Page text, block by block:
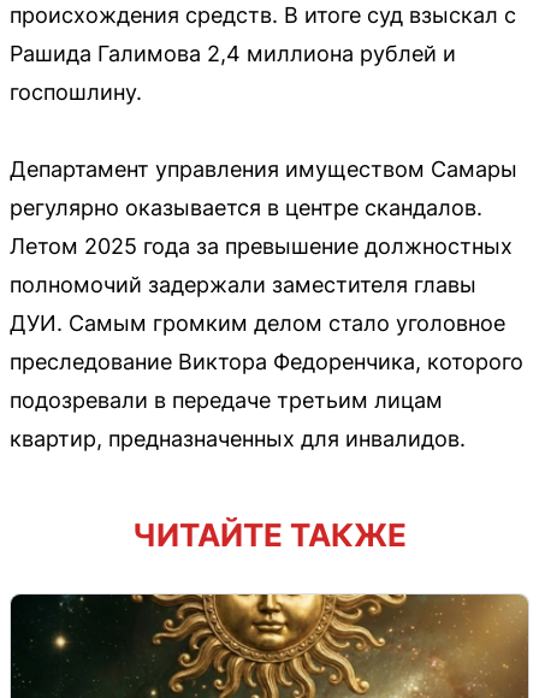
происхождения средств. В итоге суд взыскал с
Рашида Галимова 2,4 миллиона рублей и
госпошлину.
Департамент управления имуществом Самары
регулярно оказывается в центре скандалов.
Летом 2025 года за превышение должностных
полномочий задержали заместителя главы
ДУИ. Самым громким делом стало уголовное
преследование Виктора Федоренчика, которого
подозревали в передаче третьим лицам
квартир, предназначенных для инвалидов.
ЧИТАЙТЕ ТАКЖЕ